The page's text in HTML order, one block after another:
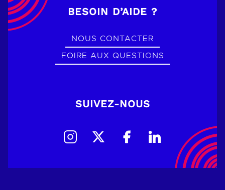
BESOIN D’AIDE ?
NOUS CONTACTER
FOIRE AUX QUESTIONS
SUIVEZ-NOUS